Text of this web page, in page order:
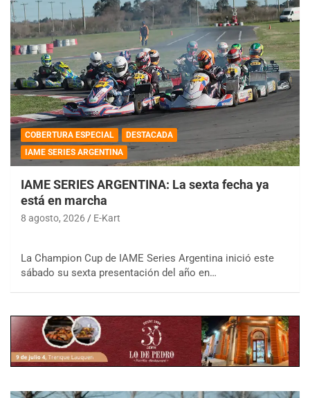
COBERTURA ESPECIAL
DESTACADA
IAME SERIES ARGENTINA
IAME SERIES ARGENTINA: La sexta fecha ya
está en marcha
8 agosto, 2026 E-Kart
La Champion Cup de IAME Series Argentina inició este
sábado su sexta presentación del año en…